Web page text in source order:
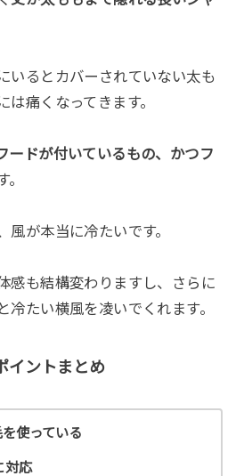
いるとカバーされていない太も
は痛くなってきます。
ードが付いているもの、かつフ
。
風が本当に冷たいです。
感も結構変わりますし、さらに
冷たい横風を凌いでくれます。
イントまとめ
使っている
対応